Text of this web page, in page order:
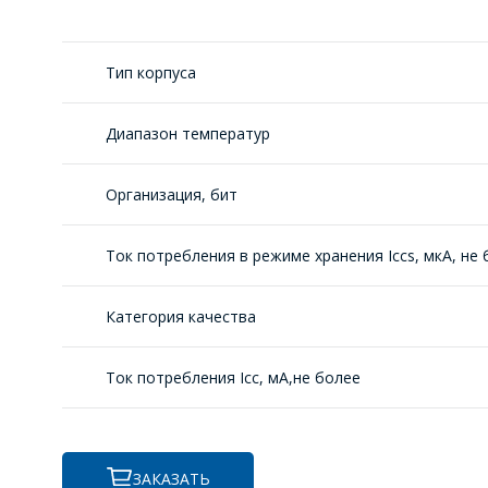
Тип корпуса
Диапазон температур
Организация, бит
Ток потребления в режиме хранения Iccs, мкА, не
Категория качества
Ток потребления Iсс, мА,не более
ЗАКАЗАТЬ